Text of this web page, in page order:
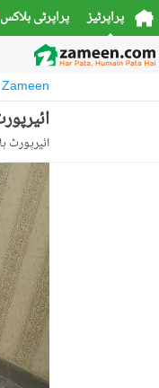
پراپرٹیز پراپرٹی بلاکس
Zameen
ائیرپورٹ ہاؤسنگ
ائیرپورٹ ہاؤسنگ